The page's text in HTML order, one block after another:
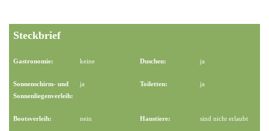
Steckbrief
Gastronomie: keine Duschen: ja
Sonnenschirm- und
Sonnenliegenverleih:
ja Toiletten: ja
Bootsverleih: nein Haustiere: sind nicht erlaubt